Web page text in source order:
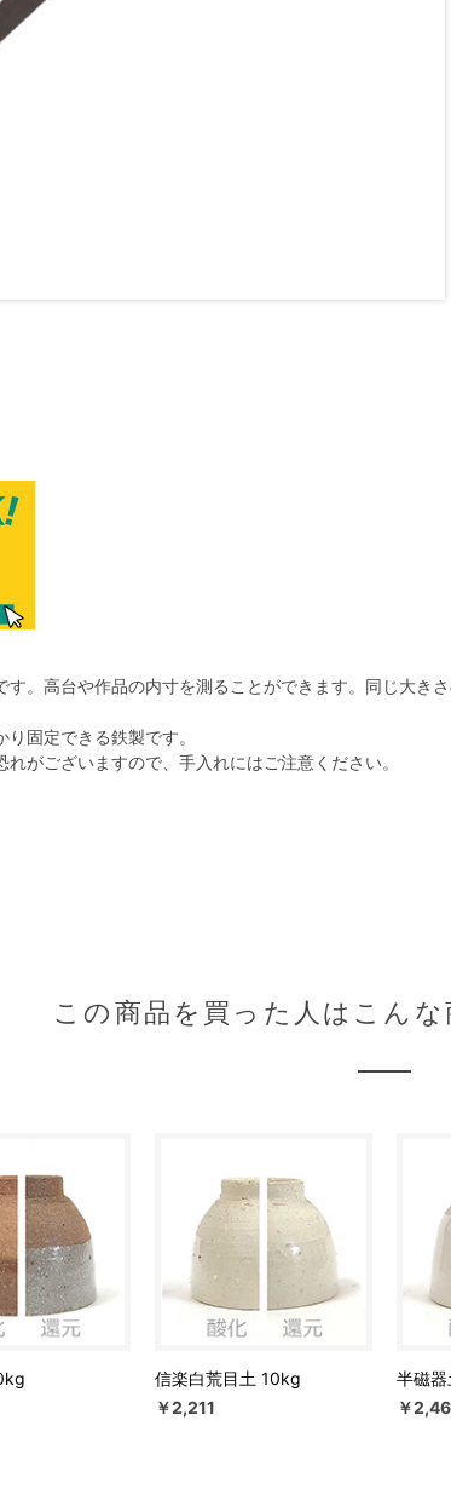
。高台や作品の内寸を測ることができます。同じ大き
固定できる鉄製です。
がございますので、手入れにはご注意ください。
この商品を買った人はこん
信楽白荒目土 10kg
￥2,211
半磁
￥